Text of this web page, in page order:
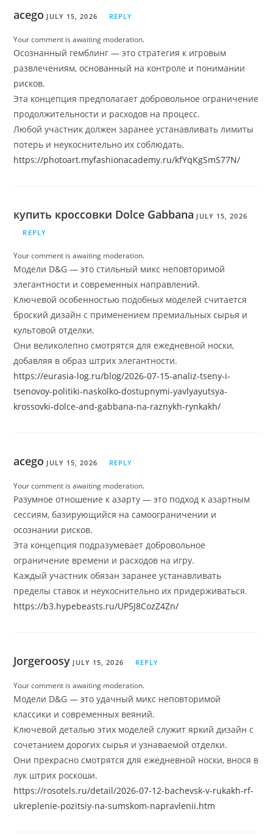
acego JULY 15, 2026 REPLY
Your comment is awaiting moderation.
Осознанный гемблинг — это стратегия к игровым
развлечениям, основанный на контроле и понимании
рисков.
Эта концепция предполагает добровольное ограничение
продолжительности и расходов на процесс.
Любой участник должен заранее устанавливать лимиты
потерь и неукоснительно их соблюдать.
https://photoart.myfashionacademy.ru/kfYqKgSmS77N/
купить кроссовки Dolce Gabbana JULY 15, 2026
REPLY
Your comment is awaiting moderation.
Модели D&G — это стильный микс неповторимой
элегантности и современных направлений.
Ключевой особенностью подобных моделей считается
броский дизайн с применением премиальных сырья и
культовой отделки.
Они великолепно смотрятся для ежедневной носки,
добавляя в образ штрих элегантности.
https://eurasia-log.ru/blog/2026-07-15-analiz-tseny-i-
tsenovoy-politiki-naskolko-dostupnymi-yavlyayutsya-
krossovki-dolce-and-gabbana-na-raznykh-rynkakh/
acego JULY 15, 2026 REPLY
Your comment is awaiting moderation.
Разумное отношение к азарту — это подход к азартным
сессиям, базирующийся на самоограничении и
осознании рисков.
Эта концепция подразумевает добровольное
ограничение времени и расходов на игру.
Каждый участник обязан заранее устанавливать
пределы ставок и неукоснительно их придерживаться.
https://b3.hypebeasts.ru/UP5J8CozZ4Zn/
Jorgeroosy JULY 15, 2026 REPLY
Your comment is awaiting moderation.
Модели D&G — это удачный микс неповторимой
классики и современных веяний.
Ключевой деталью этих моделей служит яркий дизайн с
сочетанием дорогих сырья и узнаваемой отделки.
Они прекрасно смотрятся для ежедневной носки, внося в
лук штрих роскоши.
https://rosotels.ru/detail/2026-07-12-bachevsk-v-rukakh-rf-
ukreplenie-pozitsiy-na-sumskom-napravlenii.htm